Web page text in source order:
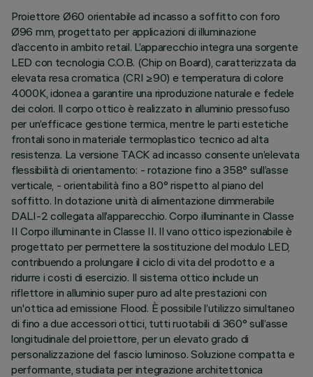
Proiettore Ø60 orientabile ad incasso a soffitto con foro
Ø96 mm, progettato per applicazioni di illuminazione
d’accento in ambito retail. L’apparecchio integra una sorgente
LED con tecnologia C.O.B. (Chip on Board), caratterizzata da
elevata resa cromatica (CRI ≥90) e temperatura di colore
4000K, idonea a garantire una riproduzione naturale e fedele
dei colori. Il corpo ottico è realizzato in alluminio pressofuso
per un’efficace gestione termica, mentre le parti estetiche
frontali sono in materiale termoplastico tecnico ad alta
resistenza. La versione TACK ad incasso consente un’elevata
flessibilità di orientamento: - rotazione fino a 358° sull’asse
verticale, - orientabilità fino a 80° rispetto al piano del
soffitto. In dotazione unità di alimentazione dimmerabile
DALI-2 collegata all’apparecchio. Corpo illuminante in Classe
II Corpo illuminante in Classe II. Il vano ottico ispezionabile è
progettato per permettere la sostituzione del modulo LED,
contribuendo a prolungare il ciclo di vita del prodotto e a
ridurre i costi di esercizio. Il sistema ottico include un
riflettore in alluminio super puro ad alte prestazioni con
un'ottica ad emissione Flood. È possibile l’utilizzo simultaneo
di fino a due accessori ottici, tutti ruotabili di 360° sull’asse
longitudinale del proiettore, per un elevato grado di
personalizzazione del fascio luminoso. Soluzione compatta e
performante, studiata per integrazione architettonica